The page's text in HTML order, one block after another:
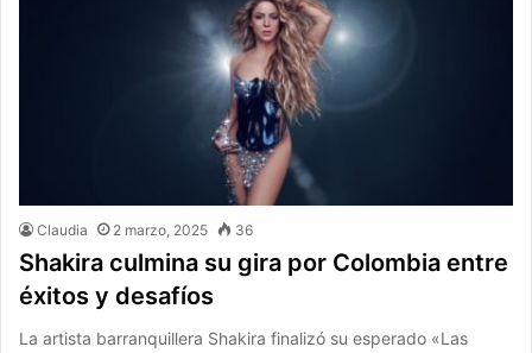
Claudia 2 marzo, 2025 36
Shakira culmina su gira por Colombia entre
éxitos y desafíos
La artista barranquillera Shakira finalizó su esperado «Las